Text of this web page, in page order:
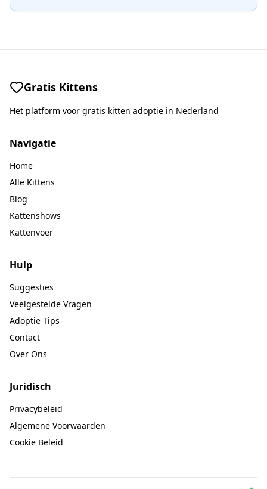
Gratis Kittens
Het platform voor gratis kitten adoptie in Nederland
Navigatie
Home
Alle Kittens
Blog
Kattenshows
Kattenvoer
Hulp
Suggesties
Veelgestelde Vragen
Adoptie Tips
Contact
Over Ons
Juridisch
Privacybeleid
Algemene Voorwaarden
Cookie Beleid